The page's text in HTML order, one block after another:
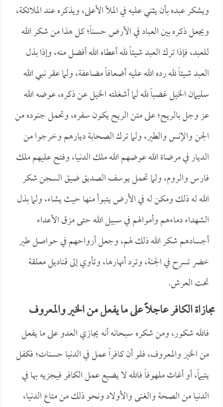
ويشكر عبده بأن يثني عليه في الملأ الأعلى، ويذكره عند الملائكة،
ويجعل ذكره بين العباد في الأرض حسناً؛ كل هذا من شكر الله
للعبد، فإذا ترك العبد شيئاً لله أعطاه الله أفضل منه، وإذا بذل
العبد شيئاً لله رده الله عليه أضعافاً مضاعفة، ولما عقر نبي الله
سليمان الخيل غضباً لله لما أشغلته الخيل عن ذكره، عوضه الله
عز وجل بالريح؛ على متن الريح يكون سفره، وتحمل جنوده من
الجن والإنس والطير، ولما ترك الصحابة ديارهم وخرجوا من
الديار في مرضاة الله عوضهم الله ملك الدنيا، وفتح عليهم ملك
فارس والروم، ولما تحمل يوسف الصديق ضيق السجن شكر
الله له ذلك ومكن له في الأرض يتبوأ منها حيث يشاء، ولما بذل
الشهداء دماءهم وأموالهم في سبيل الله حتى مزق الأعداء
أجسادهم شكر الله ذلك لهم، وجعل أرواحهم في حواصل طير
خضر تسرح في الجنة، وترد أنهارها، وتأوي إلى قناديل معلقة
تحت العرش.
مجازاة الكافر عاجلاً على ما يفعل من الخير والمعروف
فالله شكور، ومن شكره سبحانه أنه يجازي العدو على ما يفعل
من الخير والمعروف، فلو أن كافراً عمل في الدنيا حسنات؛ فكفل
يتيماً، أو أغاث ملهوفاً فالله لا يضيع عمل الكافر فيجزيه بها في
الدنيا من الصحة والغنى والأولاد ونحو ذلك من متاع الدنيا،